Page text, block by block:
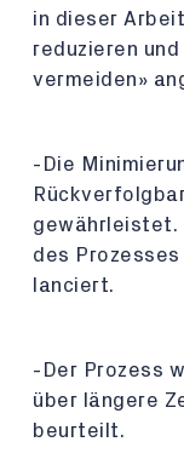
in dieser
reduzieren
vermeiden»
-Die
gewährleistet.
des Prozesses
lanciert.
-Der Prozess
über längere
beurteilt.